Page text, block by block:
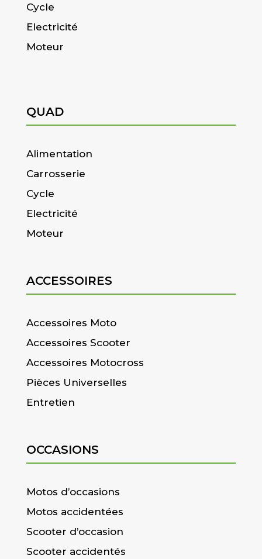
Cycle
Electricité
Moteur
QUAD
Alimentation
Carrosserie
Cycle
Electricité
Moteur
ACCESSOIRES
Accessoires Moto
Accessoires Scooter
Accessoires Motocross
Pièces Universelles
Entretien
OCCASIONS
Motos d’occasions
Motos accidentées
Scooter d’occasion
Scooter accidentés